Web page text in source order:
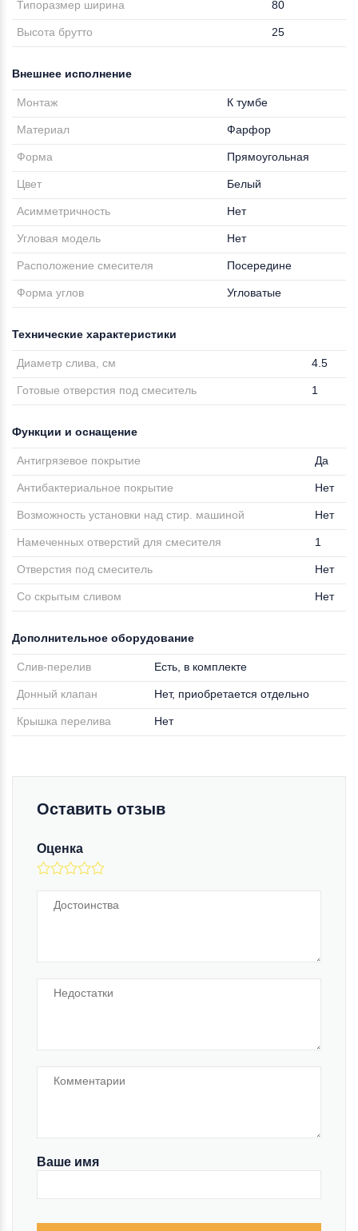
Типоразмер ширина 80
Высота брутто 25
Внешнее исполнение
Монтаж К тумбе
Материал Фарфор
Форма Прямоугольная
Цвет Белый
Асимметричность Нет
Угловая модель Нет
Расположение смесителя Посередине
Форма углов Угловатые
Технические характеристики
Диаметр слива, см 4.5
Готовые отверстия под смеситель 1
Функции и оснащение
Антигрязевое покрытие Да
Антибактериальное покрытие Нет
Возможность установки над стир. машиной Нет
Намеченных отверстий для смесителя 1
Отверстия под смеситель Нет
Со скрытым сливом Нет
Дополнительное оборудование
Слив-перелив Есть, в комплекте
Донный клапан Нет, приобретается отдельно
Крышка перелива Нет
Оставить отзыв
Оценка
Ваше имя